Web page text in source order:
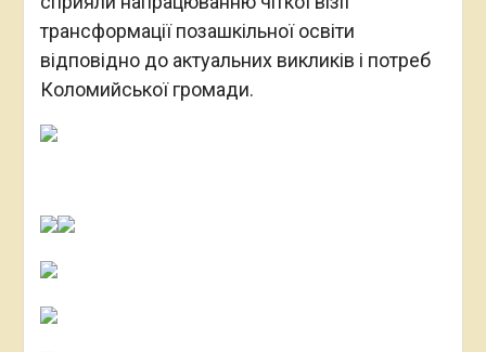
трансформації позашкільної освіти
відповідно до актуальних викликів і потреб
Коломийської громади.